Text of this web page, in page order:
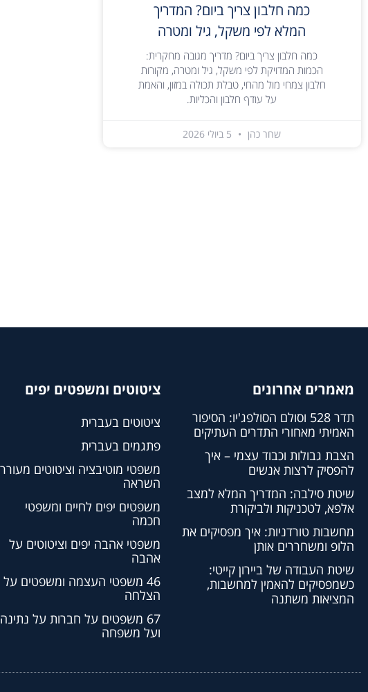
כמה חלבון צריך ביום? המדריך
המלא לפי משקל, גיל ומטרה
כמה חלבון צריך ביום? מדריך מגובה מחקרית:
הכמות המדויקת לפי משקל, גיל ומטרה, מקורות
חלבון צמחי מול מהחי, טבלת תכולה במזון, והאמת
על עודף חלבון והכליות.
שחר כהן
מאמרים אחרונים
תדר 528 וסולם הסולפג'יו: הסיפור
האמיתי מאחורי התדרים העתיקים
הצבת גבולות וכבוד עצמי – איך
להפסיק לרצות אנשים
שיטת סילבה: המדריך המלא למצב
אלפא, לטכניקות ולביקורת
מחשבות טורדניות: איך מפסיקים את
הלופ ומשחררים אותן
שיטת העבודה של ביירון קייטי:
כשמפסיקים להאמין למחשבות,
המציאות משתנה
ציטוטים ומשפטים יפים
ציטוטים בעברית
פתגמים בעברית
משפטי מוטיבציה וציטוטים
השראה
משפטים יפים לחיים ומשפטי
חכמה
משפטי אהבה יפים וציטוטים על
אהבה
46 משפטי העצמה ומשפטים על
הצלחה
67 משפטים על חברות על נתינה
ועל משפחה